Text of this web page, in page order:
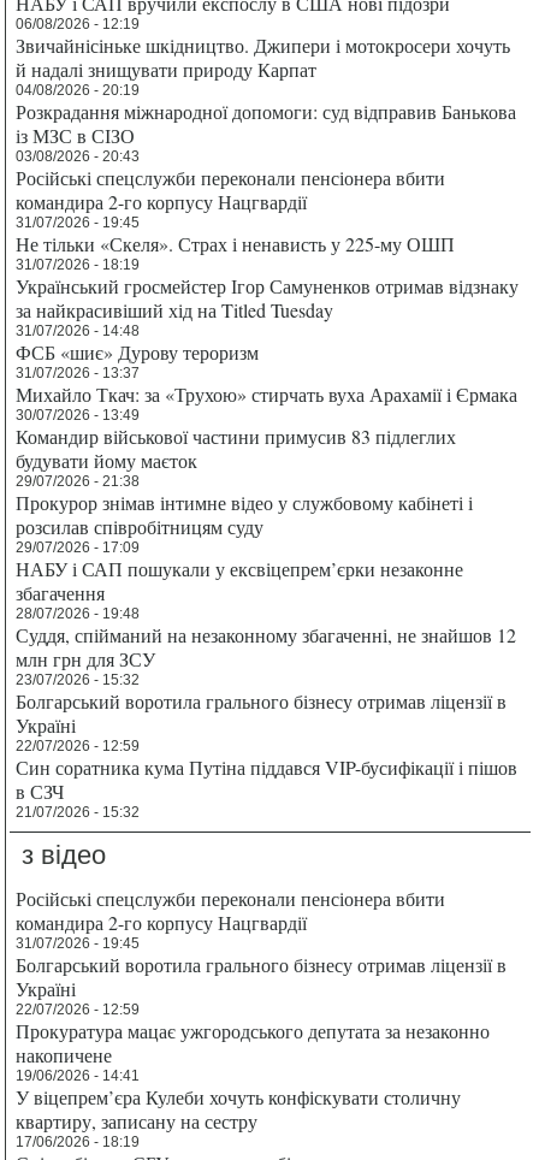
06/08/2026 - 12:19
Звичайнісіньке шкідництво. Джипери і мотокросери хочуть
й надалі знищувати природу Карпат
04/08/2026 - 20:19
Розкрадання міжнародної допомоги: суд відправив Банькова
із МЗС в СІЗО
03/08/2026 - 20:43
Російські спецслужби переконали пенсіонера вбити
командира 2-го корпусу Нацгвардії
31/07/2026 - 19:45
Не тільки «Скеля». Страх і ненависть у 225-му ОШП
31/07/2026 - 18:19
Український гросмейстер Ігор Самуненков отримав відзнаку
за найкрасивіший хід на Titled Tuesday
31/07/2026 - 14:48
ФСБ «шиє» Дурову тероризм
31/07/2026 - 13:37
Михайло Ткач: за «Трухою» стирчать вуха Арахамії і Єрмака
30/07/2026 - 13:49
Командир військової частини примусив 83 підлеглих
будувати йому маєток
29/07/2026 - 21:38
Прокурор знімав інтимне відео у службовому кабінеті і
розсилав співробітницям суду
29/07/2026 - 17:09
НАБУ і САП пошукали у ексвіцепрем’єрки незаконне
збагачення
28/07/2026 - 19:48
Суддя, спійманий на незаконному збагаченні, не знайшов 12
млн грн для ЗСУ
23/07/2026 - 15:32
Болгарський воротила грального бізнесу отримав ліцензії в
Україні
22/07/2026 - 12:59
Син соратника кума Путіна піддався VIP-бусифікації і пішов
в СЗЧ
21/07/2026 - 15:32
з відео
Російські спецслужби переконали пенсіонера вбити
командира 2-го корпусу Нацгвардії
31/07/2026 - 19:45
Болгарський воротила грального бізнесу отримав ліцензії в
Україні
22/07/2026 - 12:59
Прокуратура мацає ужгородського депутата за незаконно
накопичене
19/06/2026 - 14:41
У віцепрем’єра Кулеби хочуть конфіскувати столичну
квартиру, записану на сестру
17/06/2026 - 18:19